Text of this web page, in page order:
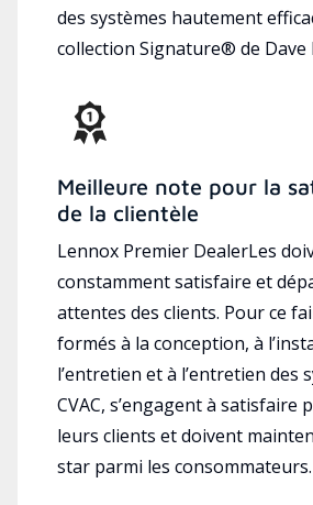
des systèmes hautement
collection Signature® de Dave
Meilleure note pour la
de la clientèle
Lennox Premier DealerLes
constamment satisfaire et
attentes des clients. Pour ce
formés à la conception, à
l’entretien et à l’entretien des
CVAC, s’engagent à satisfaire
leurs clients et doivent
star parmi les consommateurs.